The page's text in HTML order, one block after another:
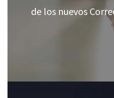
de los nuevos